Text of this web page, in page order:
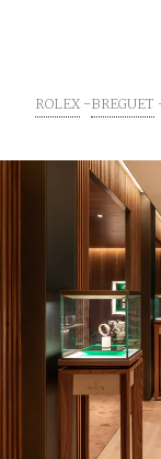
ROLEX BREGUET